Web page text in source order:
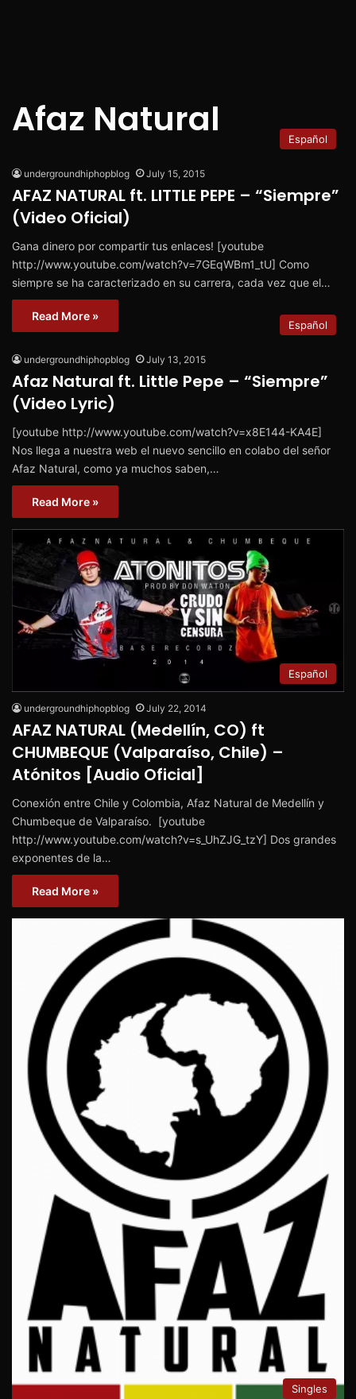
Afaz Natural Español
undergroundhiphopblog July 15, 2015
AFAZ NATURAL ft. LITTLE PEPE – “Siempre”
(Video Oficial)
Gana dinero por compartir tus enlaces! [youtube
http://www.youtube.com/watch?v=7GEqWBm1_tU] Como
siempre se ha caracterizado en su carrera, cada vez que el…
Read More »
Español
undergroundhiphopblog July 13, 2015
Afaz Natural ft. Little Pepe – “Siempre”
(Video Lyric)
[youtube http://www.youtube.com/watch?v=x8E144-KA4E]
Nos llega a nuestra web el nuevo sencillo en colabo del señor
Afaz Natural, como ya muchos saben,…
Read More »
Español
undergroundhiphopblog July 22, 2014
AFAZ NATURAL (Medellín, CO) ft
CHUMBEQUE (Valparaíso, Chile) –
Atónitos [Audio Oficial]
Conexión entre Chile y Colombia, Afaz Natural de Medellín y
Chumbeque de Valparaíso. [youtube
http://www.youtube.com/watch?v=s_UhZJG_tzY] Dos grandes
exponentes de la…
Read More »
Singles